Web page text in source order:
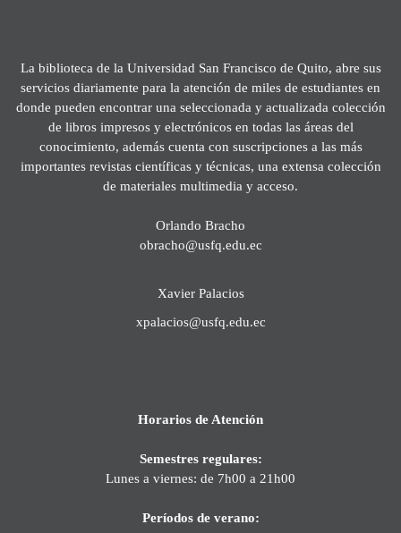
La biblioteca de la Universidad San Francisco de Quito, abre sus
servicios diariamente para la atención de miles de estudiantes en
donde pueden encontrar una seleccionada y actualizada colección
de libros impresos y electrónicos en todas las áreas del
conocimiento, además cuenta con suscripciones a las más
importantes revistas científicas y técnicas, una extensa colección
de materiales multimedia y acceso.
Orlando Bracho
obracho@usfq.edu.ec
Xavier Palacios
xpalacios@usfq.edu.ec
Horarios de Atención
Semestres regulares:
Lunes a viernes: de 7h00 a 21h00
Períodos de verano: